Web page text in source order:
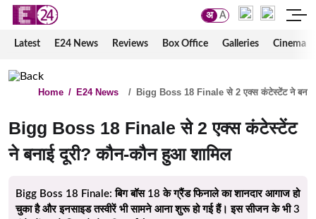
अ A
Latest E24 News Reviews Box Office Galleries Cinema
Home / E24 News / Bigg Boss 18 Finale से 2 एक्स कंटेस्टेंट ने बनाई
Bigg Boss 18 Finale से 2 एक्स कंटेस्टेंट
ने बनाई दूरी? कौन-कौन हुआ शामिल
Bigg Boss 18 Finale: बिग बॉस 18 के ग्रैंड फिनाले का शानदार आगाज हो
चुका है और इनसाइड तस्वीरें भी सामने आना शुरू हो गई हैं। इस सीजन के भी 3